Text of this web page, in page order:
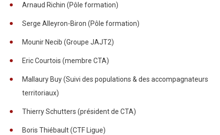
Arnaud Richin (Pôle formation)
Serge Alleyron-Biron (Pôle formation)
Mounir Necib (Groupe JAJT2)
Eric Courtois (membre CTA)
Mallaury Buy (Suivi des populations & des accompagnateurs
territoriaux)
Thierry Schutters (président de CTA)
Boris Thiébault (CTF Ligue)